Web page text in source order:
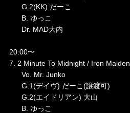
G.2(KK) だーこ
B. ゆっこ
Dr. MAD大内
20:00〜
7. 2 Minute To Midnight / Iron Maiden
Vo. Mr. Junko
G.1(デイヴ) だーこ(譲渡可)
G.2(エイドリアン) 大山
B. ゆっこ